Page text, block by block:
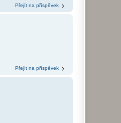
Přejít na příspěvek
Přejít na příspěvek